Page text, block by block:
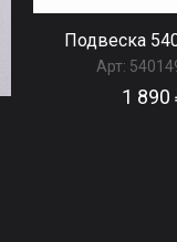
Подвеска
Арт:
1 890